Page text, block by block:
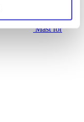
Mast for